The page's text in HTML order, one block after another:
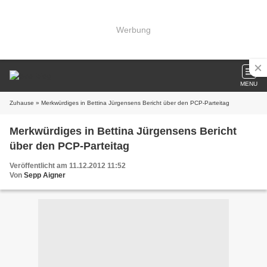
Werbung
MENU
Zuhause » Merkwürdiges in Bettina Jürgensens Bericht über den PCP-Parteitag
Merkwürdiges in Bettina Jürgensens Bericht
über den PCP-Parteitag
Veröffentlicht am 11.12.2012 11:52
Von Sepp Aigner